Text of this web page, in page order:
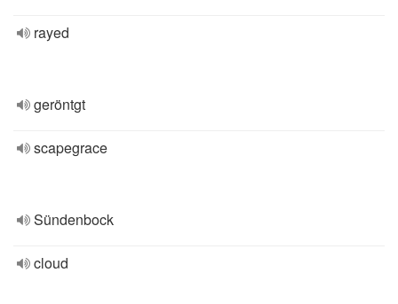
rayed
geröntgt
scapegrace
Sündenbock
cloud